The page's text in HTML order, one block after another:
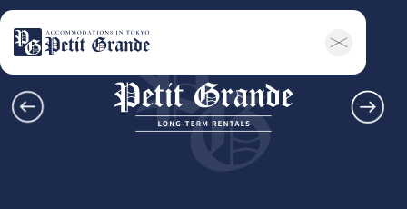
会社概要
お知らせ全般
新着情報
キャンペーン
お問い合わせ